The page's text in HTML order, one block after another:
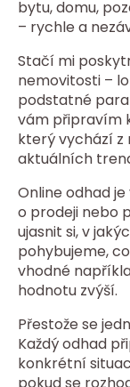
bytu, domu,
– rychle a
Stačí mi
nemovitosti –
podstatné
vám připravím
který vychází z
aktuálních
Online odhad
o prodeji nebo
ujasnit si, v
pohybujeme,
vhodné
hodnotu zvýší.
Přestože se
Každý odhad
konkrétní